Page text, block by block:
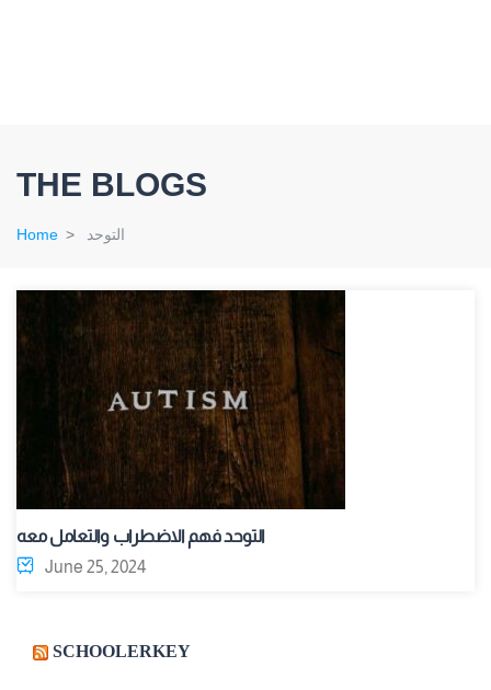
THE BLOGS
Home التوحد
التوحد فهم الاضطراب والتعامل معه
June 25, 2024
SCHOOLERKEY